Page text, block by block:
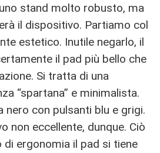
stand molto robusto, ma
il dispositivo. Partiamo col
estetico. Inutile negarlo, il
il pad più bello che
Si tratta di una
“spartana” e minimalista.
nero con pulsanti blu e grigi.
non eccellente, dunque. Ciò
di ergonomia il pad si tiene